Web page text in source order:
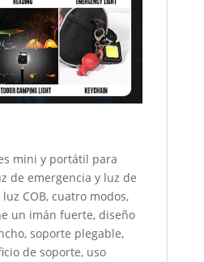
mini y portátil para
de emergencia y luz de
COB, cuatro modos,
un imán fuerte, diseño
soporte plegable,
de soporte, uso